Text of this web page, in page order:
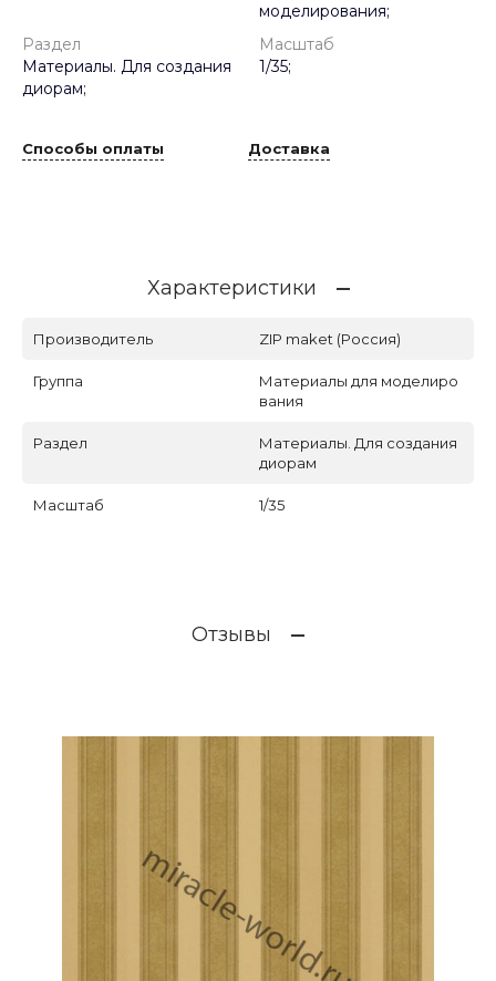
моделирования;
Раздел
Материалы. Для создания
диорам;
Масштаб
1/35;
Способы оплаты Доставка
Характеристики
Производитель ZIP maket (Россия)
Группа
Материалы для моделиро
вания
Раздел
Материалы. Для создания
диорам
Масштаб 1/35
Отзывы